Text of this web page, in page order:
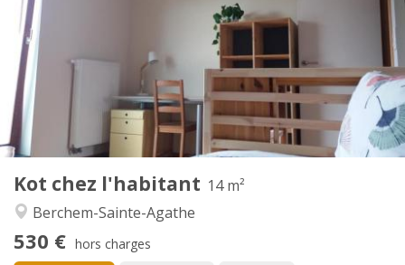
Kot chez l'habitant 14 m²
Berchem-Sainte-Agathe
530 € hors charges
Durée:
12 mois
Domiciliation:
Aménagement
Salle de bain:
Commune
Cuisine:
Commune
Superficie:
14 m
2
Pièces privées:
1
Communautaire, calme, chaleureuse,